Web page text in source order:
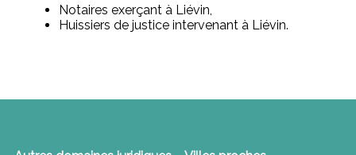
Notaires exerçant à Liévin,
Huissiers de justice intervenant à Liévin.